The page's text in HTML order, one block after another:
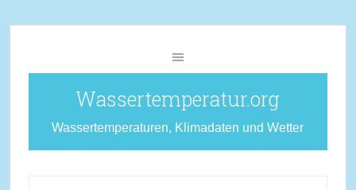
Wassertemperatur.org
Wassertemperaturen, Klimadaten und Wetter